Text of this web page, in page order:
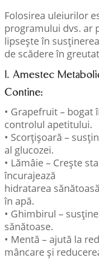
Folosirea uleiurilor
programului dvs. ar
lipsește în
de scădere în
1. Amestec
Contine:
• Grapefruit – bogat
controlul apetitului.
• Scorțișoară –
al glucozei.
• Lămâie – Crește
încurajează
hidratarea
în apă.
• Ghimbirul –
sănătoase.
• Mentă – ajută la
mâncare și